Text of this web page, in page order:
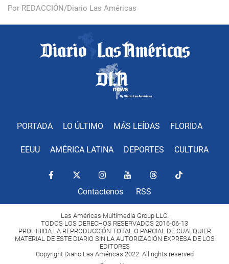
Por REDACCIÓN/Diario Las Américas
PORTADA LO ÚLTIMO MÁS LEÍDAS FLORIDA
EEUU AMÉRICA LATINA DEPORTES CULTURA
Contactenos RSS
Las Américas Multimedia Group LLC.
TODOS LOS DERECHOS RESERVADOS 2016-06-13
PROHIBIDA LA REPRODUCCIÓN TOTAL O PARCIAL DE CUALQUIER
MATERIAL DE ESTE DIARIO SIN LA AUTORIZACIÓN EXPRESA DE LOS
EDITORES
Copyright Diario Las Américas 2022. All rights reserved